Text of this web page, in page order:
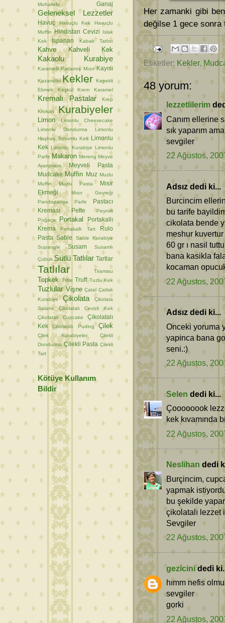
Her zamanki gibi
değilse 1 gece sonra
Etiketler: Kekler,
48 yorum:
lezzetlilerim
Canım ellerine
sık yaparım
sevgiler
22 Ağustos,
Adsız dedi ki...
Burcincim
bu tarife
cikolata bende
meshur
60 gr ı nasil
bana kasikla
kocaman
22 Ağustos,
Adsız dedi ki...
Onceki yoruma
yapinca bana
seni.:)
22 Ağustos,
Selen dedi ki...
Çoooooook
kek kıvamında
22 Ağustos,
Neslihan dedi
Burçincim,
yapmak
bu şekilde
çikolatalı lezzet
Sevgiler
22 Ağustos,
gezicinidedi
hımm nefis
sevgiler
gorki
22 Ağustos,
Muhallebi
Ganaj
Geleneksel Lezzetler
Havuç Havuçlu Kek
Havuçlu
Muffin Hindistan Cevizi
Islak
Kek
Ispahan Kabak Tatlısı
Kahve Kahveli Kek
Kakaolu Kurabiye
Karamelli Patlamış Mısır Kayısı
Kazandibi Kekler Kepekli
Ekmek
Keşkül Krem Karamel
Kremalı Pastalar Krep
Krokan Kurabiyeler
Limon
Limonlu Cheesecake
Limonlu Dondurma
Limonlu
Haşhaş Tohumlu Kek
Limonlu
Kek Limonlu Kurabiye Limonlu
Parfe Makaron Mereng Meyve
Aranjmanı
Meyveli Pasta
Mudcake Muffin Muz Muzlu
Muffin
Muzlu Pasta
Mısır
Ekmeği
Mısır Gevreği
Pandispanya
Parfe
Pastacı
Kreması
Pelte
Peynirli
Poğaça
Portakal
Portakallı
Krema
Portakallı Tart
Rulo
Pasta Sable
Sable Kurabiye
Supangle
Susam Susamlı
Çubuk Sütlü Tatlılar Tartlar
Tatlılar Tiramisu
Topkek Trifle Truff Tuzlu Kek
Tuzlular Vişne Çatal Çatlak
Kurabiye
Çikolata
Çikolata
Salamı
Çikolatalı Cevizli Kek
Çikolatalı Cupcake
Çikolatalı
Kek
Çikolatalı Puding Çilek
Çilek Kurabiyeler
Çilekli
Dondurma Çilekli Pasta Çilekli
Tart
Kötüye Kullanım
Bildir